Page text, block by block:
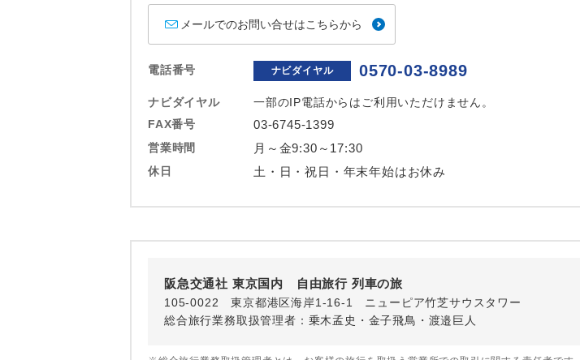
メールでのお問い合せはこちらから
電話番号 ナビダイヤル 0570-03-8989
ナビダイヤル
一部のIP電話からはご利用いただけません。
FAX番号
03-6745-1399
営業時間 月～金9:30～17:30
休日 土・日・祝日・年末年始はお休み
阪急交通社 東京国内 自由旅行 列車の旅
105-0022 東京都港区海岸1-16-1 ニューピア竹芝サウスタワー
総合旅行業務取扱管理者：乗木孟史・金子飛鳥・渡邉巨人
ホテル指定
おひとり様バス2席利用